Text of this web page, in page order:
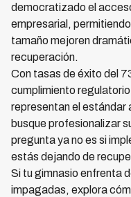
democratizado el
empresarial,
tamaño mejoren
recuperación.
Con tasas de éxito del
cumplimiento
representan el estándar
busque profesionalizar
pregunta ya no es si
estás dejando de
Si tu gimnasio enfrenta
impagadas, explora